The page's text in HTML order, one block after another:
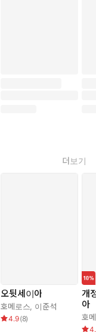
더보기
오뒷세이아
호메로스, 이준석
4.9(8)
개
아
호